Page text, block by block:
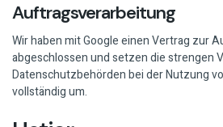
Auftragsverarbeitung
Wir haben mit Google einen Vertrag zur
abgeschlossen und setzen die strengen
Datenschutzbehörden bei der Nutzung
vollständig um.